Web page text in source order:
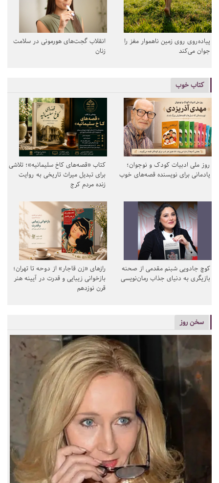
پیاده‌روی روی زمین ناهموار مغز را
جوان می‌کند
انقلاب گجت‌های هورمونی در سلامت
زنان
کتاب خوب
روز ملی ادبیات کودک و نوجوان؛
یادمانی برای نویسنده قصه‌های خوب
کتاب «قصه‌های کاخ سلیمانیه»؛ تلاشی
برای تبدیل میراث تاریخی به روایت
زنده مردم کرج
کوچ جادویی شبنم مقدمی از صحنه
بازیگری به دنیای جذاب رمان‌نویسی
رازهای «زن قاجار» از دوحه تا تهران؛
بازخوانی زیبایی و قدرت در آیینه هنر
قرن نوزدهم
سخن روز